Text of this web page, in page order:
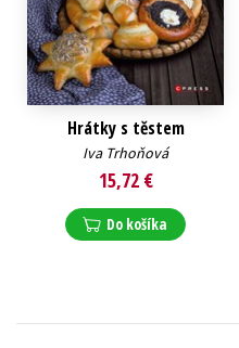
Hrátky s těstem
Iva Trhoňová
15,72 €
Do košíka